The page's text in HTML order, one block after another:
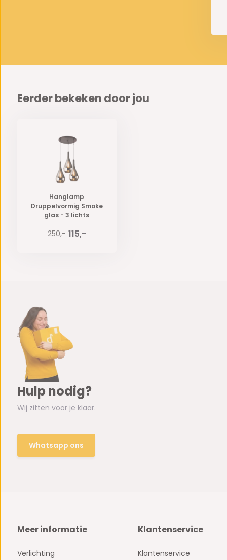
Eerder bekeken door jou
Hanglamp
Druppelvormig Smoke
glas - 3 lichts
250,- 115,-
Hulp nodig?
Wij zitten voor je klaar.
Whatsapp ons
Meer informatie
Verlichting
Klantenservice
Klantenservice